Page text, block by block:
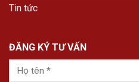
Tin tức
ĐĂNG KÝ TƯ VẤN